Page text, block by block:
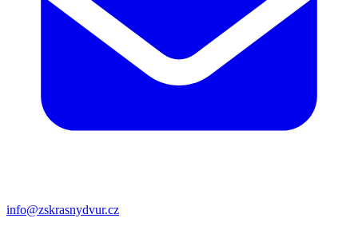
info@zskrasnydvur.cz